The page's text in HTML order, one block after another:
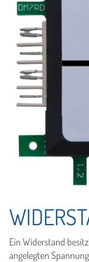
Ein Widerstand
angelegten